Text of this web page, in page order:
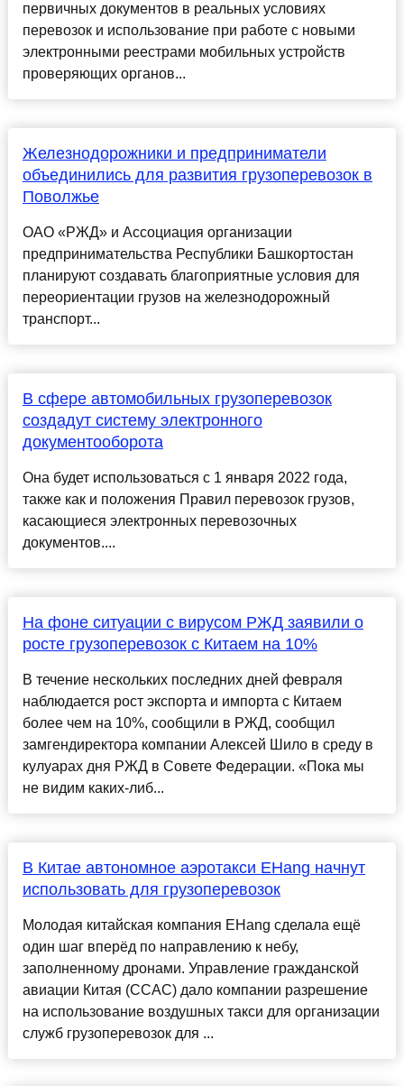
первичных документов в реальных условиях
перевозок и использование при работе с новыми
электронными реестрами мобильных устройств
проверяющих органов...
Железнодорожники и предприниматели
объединились для развития грузоперевозок в
Поволжье
ОАО «РЖД» и Ассоциация организации
предпринимательства Республики Башкортостан
планируют создавать благоприятные условия для
переориентации грузов на железнодорожный
транспорт...
В сфере автомобильных грузоперевозок
создадут систему электронного
документооборота
Она будет использоваться с 1 января 2022 года,
также как и положения Правил перевозок грузов,
касающиеся электронных перевозочных
документов....
На фоне ситуации с вирусом РЖД заявили о
росте грузоперевозок с Китаем на 10%
В течение нескольких последних дней февраля
наблюдается рост экспорта и импорта с Китаем
более чем на 10%, сообщили в РЖД, сообщил
замгендиректора компании Алексей Шило в среду в
кулуарах дня РЖД в Совете Федерации. «Пока мы
не видим каких-либ...
В Китае автономное аэротакси EHang начнут
использовать для грузоперевозок
Молодая китайская компания EHang сделала ещё
один шаг вперёд по направлению к небу,
заполненному дронами. Управление гражданской
авиации Китая (CCAC) дало компании разрешение
на использование воздушных такси для организации
служб грузоперевозок для ...